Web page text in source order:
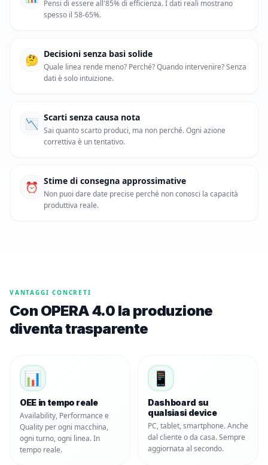
Pensi di essere all'85% di efficienza. I dati reali mostrano
spesso il 58-65%.
🤔 Decisioni senza basi solide
Quale linea rende meno? Perché? Quando intervenire? Senza
dati è solo intuizione.
📉 Scarti senza causa nota
Sai quanto scarto produci, ma non perché. Ogni azione
correttiva è un tentativo.
⏰ Stime di consegna approssimative
Non puoi dare date precise perché non conosci la capacità
produttiva reale.
VANTAGGI CONCRETI
Con OPERA 4.0 la produzione
diventa trasparente
📊
OEE in tempo reale
Availability, Performance e
Quality per ogni macchina,
ogni turno, ogni linea. In
tempo reale.
📱
Dashboard su
qualsiasi device
PC, tablet, smartphone. Anche
dal cliente o da casa. Sempre
aggiornata al secondo.